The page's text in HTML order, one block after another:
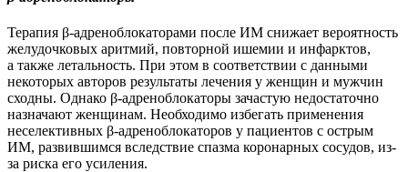
Терапия β-адреноблокаторами после ИМ снижает вероятность
желудочковых аритмий, повторной ишемии и инфарктов,
а также летальность. При этом в соответствии с данными
некоторых авторов результаты лечения у женщин и мужчин
сходны. Однако β-адреноблокаторы зачастую недостаточно
назначают женщинам. Необходимо избегать применения
неселективных β-адреноблокаторов у пациентов с острым
ИМ, развившимся вследствие спазма коронарных сосудов, из-
за риска его усиления.